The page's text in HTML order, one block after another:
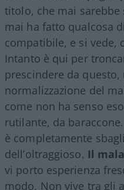
titolo, che mai sarebbe
mai ha fatto qualcosa
compatibile, e si vede,
Intanto è qui per
prescindere da
normalizzazione del
come non ha senso
rutilante, da
è completamente
dell’oltraggioso. Il
vi porto esperienza
modo. Non vive tra gli